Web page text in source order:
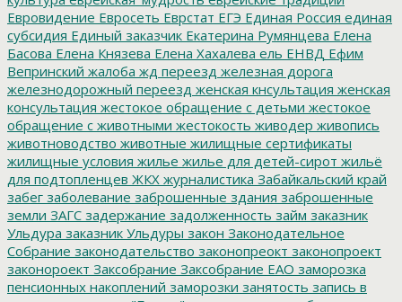
Евровидение Евросеть Еврстат ЕГЭ Единая Россия единая
субсидия Единый заказчик Екатерина Румянцева Елена
Басова Елена Князева Елена Хахалева ель ЕНВД Ефим
Вепринский жалоба жд переезд железная дорога
железнодорожный переезд женская кнсультация женская
консультация жестокое обращение с детьми жестокое
обращение с животными жестокость живодер живопись
животноводство животные жилищные сертификаты
жилищные условия жилье жилье для детей-сирот жильё
для подтопленцев ЖКХ журналистика Забайкальский край
забег заболевание заброшенные здания заброшенные
земли ЗАГС задержание задолженность займ заказник
Ульдура заказник Ульдуры закон Законодательное
Собрание законодательство законопреокт законопроект
законороект Заксобрание Заксобрание ЕАО заморозка
пенсионных накоплений заморозки занятость запись в